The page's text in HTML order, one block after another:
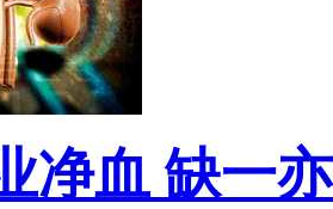
净血 缺一